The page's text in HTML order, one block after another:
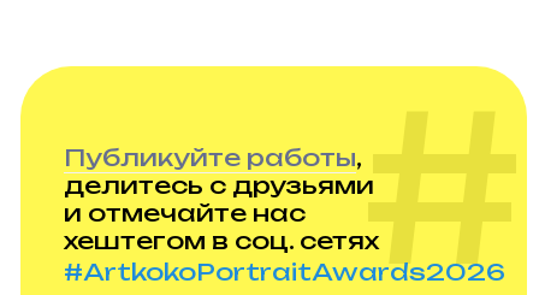
Техническая поддержка